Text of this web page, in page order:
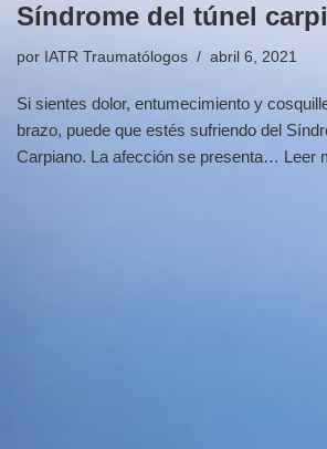
Síndrome del túnel
por IATR Traumatólogos abril 6, 2021
Si sientes dolor, entumecimiento y
brazo, puede que estés sufriendo del
Carpiano. La afección se presenta… Leer